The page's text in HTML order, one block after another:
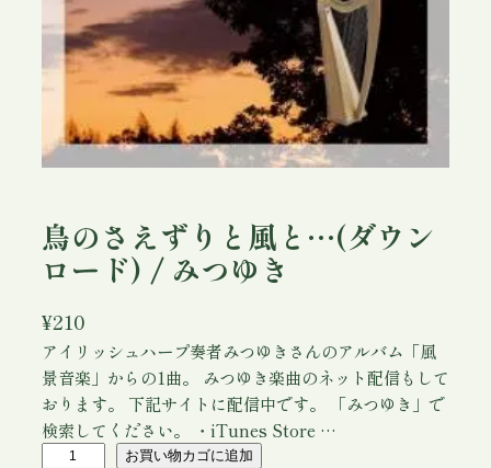
鳥のさえずりと風と…(ダウン
ロード) / みつゆき
¥210
アイリッシュハープ奏者みつゆきさんのアルバム「風
景音楽」からの1曲。 みつゆき楽曲のネット配信もして
おります。 下記サイトに配信中です。 「みつゆき」で
検索してください。 ・iTunes Store …
お買い物カゴに追加